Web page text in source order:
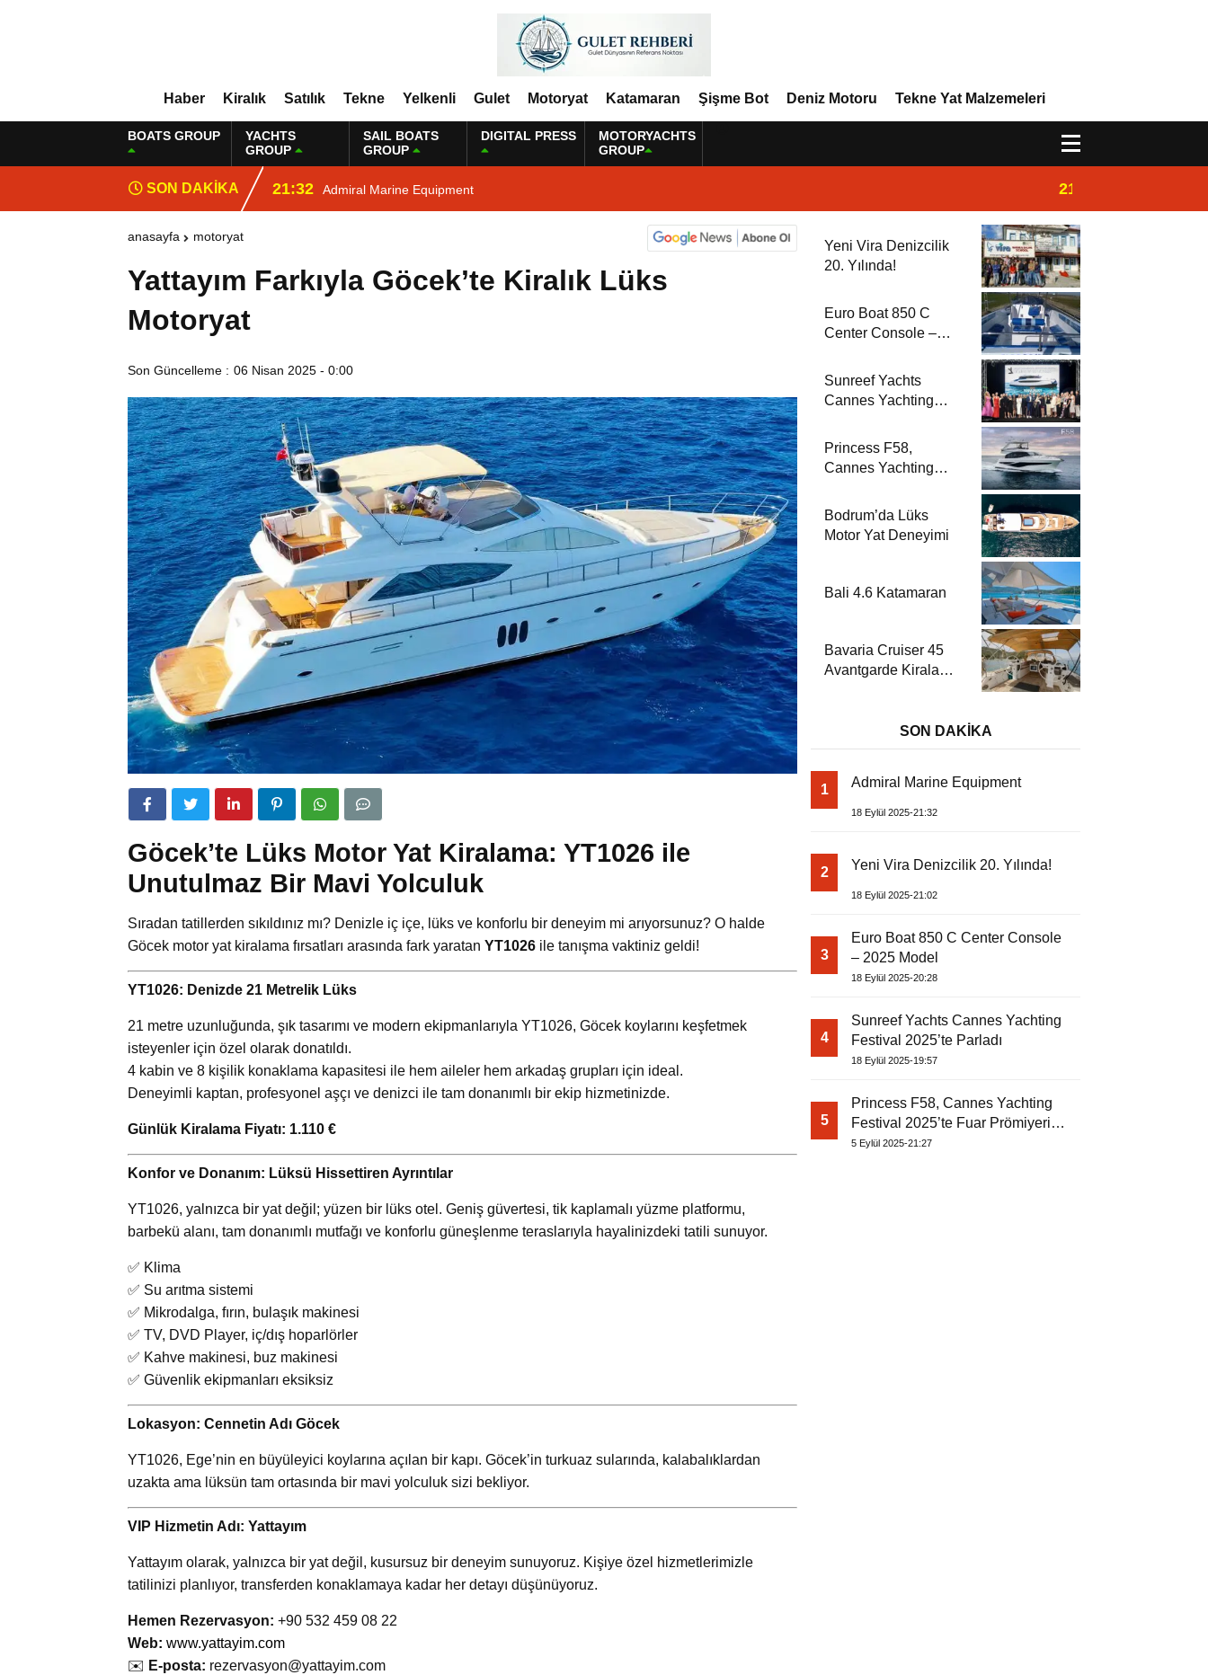
Haber Kiralık Satılık Tekne Yelkenli Gulet Motoryat Katamaran Şişme Bot Deniz Motoru Tekne Yat Malzemeleri
BOATS GROUP
YACHTS
GROUP
SAIL BOATS
GROUP
DIGITAL PRESS
MOTORYACHTS
GROUP
SON DAKİKA 21:32 Admiral Marine Equipment 21:02
anasayfa motoryat
Yattayım Farkıyla Göcek’te Kiralık Lüks
Motoryat
Son Güncelleme : 06 Nisan 2025 - 0:00
Göcek’te Lüks Motor Yat Kiralama: YT1026 ile
Unutulmaz Bir Mavi Yolculuk
Sıradan tatillerden sıkıldınız mı? Denizle iç içe, lüks ve konforlu bir deneyim mi arıyorsunuz? O halde
Göcek motor yat kiralama fırsatları arasında fark yaratan YT1026 ile tanışma vaktiniz geldi!
YT1026: Denizde 21 Metrelik Lüks
21 metre uzunluğunda, şık tasarımı ve modern ekipmanlarıyla YT1026, Göcek koylarını keşfetmek
isteyenler için özel olarak donatıldı.
4 kabin ve 8 kişilik konaklama kapasitesi ile hem aileler hem arkadaş grupları için ideal.
Deneyimli kaptan, profesyonel aşçı ve denizci ile tam donanımlı bir ekip hizmetinizde.
Günlük Kiralama Fiyatı: 1.110 €
Konfor ve Donanım: Lüksü Hissettiren Ayrıntılar
YT1026, yalnızca bir yat değil; yüzen bir lüks otel. Geniş güvertesi, tik kaplamalı yüzme platformu,
barbekü alanı, tam donanımlı mutfağı ve konforlu güneşlenme teraslarıyla hayalinizdeki tatili sunuyor.
✅ Klima
✅ Su arıtma sistemi
✅ Mikrodalga, fırın, bulaşık makinesi
✅ TV, DVD Player, iç/dış hoparlörler
✅ Kahve makinesi, buz makinesi
✅ Güvenlik ekipmanları eksiksiz
Lokasyon: Cennetin Adı Göcek
YT1026, Ege’nin en büyüleyici koylarına açılan bir kapı. Göcek’in turkuaz sularında, kalabalıklardan
uzakta ama lüksün tam ortasında bir mavi yolculuk sizi bekliyor.
VIP Hizmetin Adı: Yattayım
Yattayım olarak, yalnızca bir yat değil, kusursuz bir deneyim sunuyoruz. Kişiye özel hizmetlerimizle
tatilinizi planlıyor, transferden konaklamaya kadar her detayı düşünüyoruz.
Hemen Rezervasyon: +90 532 459 08 22
Web: www.yattayim.com
✉️ E-posta: rezervasyon@yattayim.com
Yeni Vira Denizcilik
20. Yılında!
Euro Boat 850 C
Center Console –
Sunreef Yachts
Cannes Yachting
Parladı
Princess F58,
Cannes Yachting
Prömiyerini Yapıyor
Bodrum’da Lüks
Motor Yat Deneyimi
Bali 4.6 Katamaran
Bavaria Cruiser 45
Avantgarde Kiralama
SON DAKİKA
1 Admiral Marine Equipment
18 Eylül 2025-21:32
2 Yeni Vira Denizcilik 20. Yılında!
18 Eylül 2025-21:02
3
Euro Boat 850 C Center Console
– 2025 Model
18 Eylül 2025-20:28
4
Sunreef Yachts Cannes Yachting
Festival 2025’te Parladı
18 Eylül 2025-19:57
5
Princess F58, Cannes Yachting
Festival 2025’te Fuar Prömiyerini
Yapıyor
5 Eylül 2025-21:27